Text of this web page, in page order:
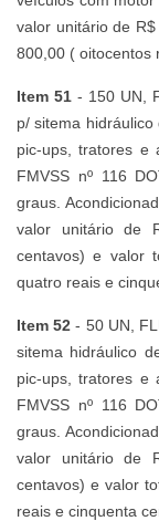
valor unitário de
800,00 ( oitocentos
Item 51- 150 UN,
p/ sitema
pic-ups, tratores e
FMVSS nº 116
graus.
valor unitário de
centavos) e valor
quatro reais e
Item 52 - 50 UN,
sitema hidráulico
pic-ups, tratores e
FMVSS nº 116
graus.
valor unitário de
centavos) e valor
reais e cinquenta